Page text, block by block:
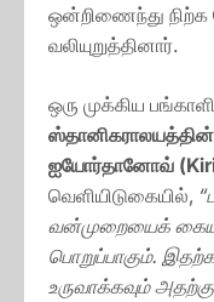
ஒன்றிணைந்து
வலியுறுத்தினார்.
ஒரு முக்கிய
ஸ்தானிகராலயத்தின்
ஐயோர்தானோவ்
வெளியிடுகையில்,
வன்முறையைக்
பொறுப்பாகும்.
உருவாக்கவும்